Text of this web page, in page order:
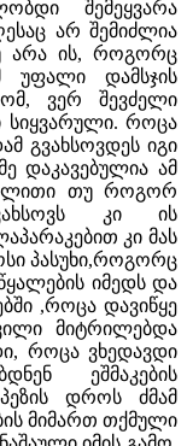
შემეყვარა
არ შემიძლია
არა ის, როგორც
უფალი დამსჯის
ვერ შევძელი
სიყვარული. როცა
გვახსოვდეს იგი
დაკავებულია ამ
თუ როგორ
კი ის
კი მას
პასუხი,როგორც
იმედს და
,როცა დავიწყე
მიტრილებდა
როცა ვხედავდი
ეშმაკების
დროს ძმამ
მიმართ თქმული